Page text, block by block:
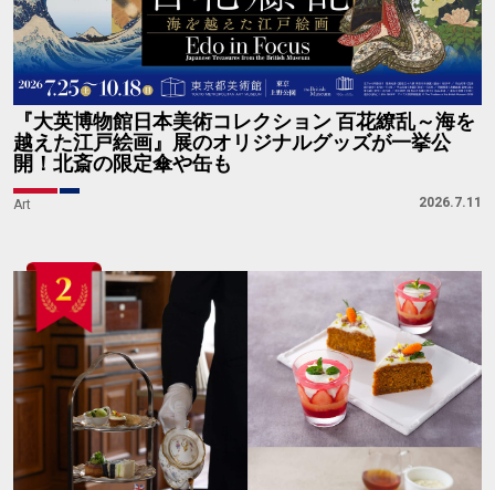
『大英博物館日本美術コレクション 百花繚乱～海を
越えた江戸絵画』展のオリジナルグッズが一挙公
開！北斎の限定傘や缶も
Art 2026.7.11